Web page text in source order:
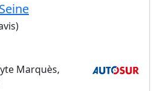
Marquès,